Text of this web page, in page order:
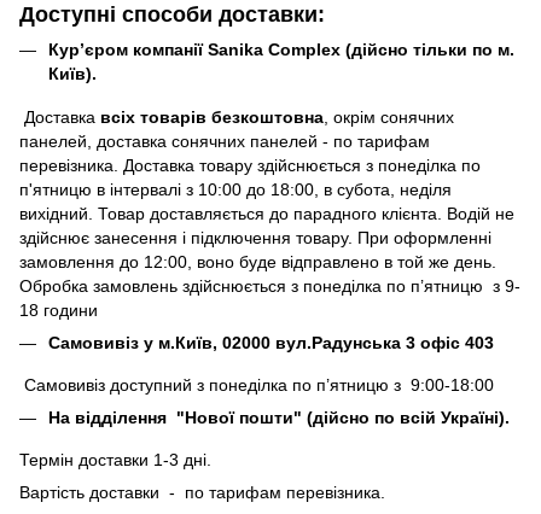
Доступні способи доставки:
Кур’єром компанії Sanika Complex (дійсно тільки по м.
Київ).
Доставка всіх товарів безкоштовна , окрім сонячних
панелей, доставка сонячних панелей - по тарифам
перевізника. Доставка товару здійснюється з понеділка по
п'ятницю в інтервалі з 10:00 до 18:00, в субота, неділя
вихідний. Товар доставляється до парадного клієнта. Водій не
здійснює занесення і підключення товару. При оформленні
замовлення до 12:00, воно буде відправлено в той же день.
Обробка замовлень здійснюється з понеділка по п’ятницю з 9-
18 години
Самовивіз у м.Київ, 02000 вул.Радунська 3 офіс 403
Самовивіз доступний з понеділка по п’ятницю з 9:00-18:00
На відділення "Нової пошти" (дійсно по всій Україні).
Термін доставки 1-3 дні.
Вартість доставки - по тарифам перевізника.